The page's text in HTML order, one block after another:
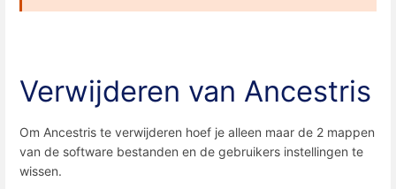
Verwijderen van Ancestris
Om Ancestris te verwijderen hoef je alleen maar de 2 mappen
van de software bestanden en de gebruikers instellingen te
wissen.